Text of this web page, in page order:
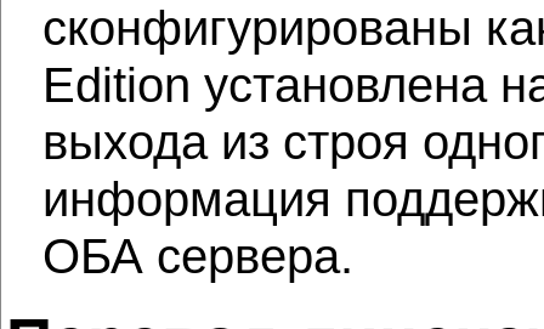
сконфигурированы
Edition установлена
выхода из строя
информация
ОБА сервера.